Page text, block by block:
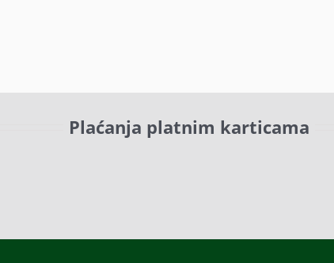
Plaćanja platnim karticama